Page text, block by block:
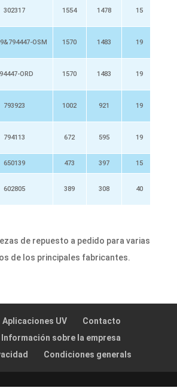
302317 1554 1478 15
OSM 1570 1483 19
ORD 1570 1483 19
793923 1002 921 19
794113 672 595 19
650139 473 397 15
602805 389 308 40
de repuesto a pedido para varias
de los principales fabricantes.
Aplicaciones UV
Contacto
Información sobre la empresa
Condiciones generals